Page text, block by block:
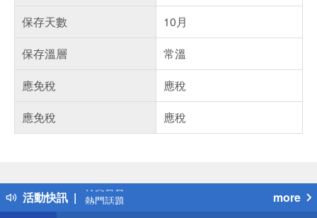
保存天數
10月
保存溫層
常溫
應免稅
應稅
應免稅
應稅
活動快訊
得獎公告
熱門話題
銀行優惠
more